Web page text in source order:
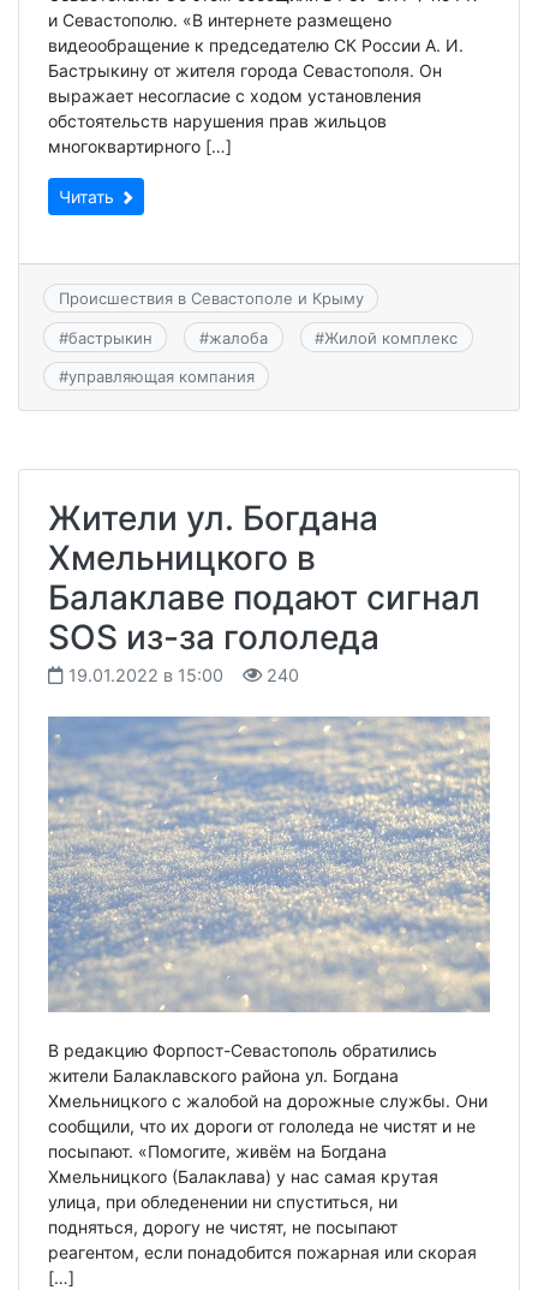
и Севастополю. «В интернете размещено
видеообращение к председателю СК России А. И.
Бастрыкину от жителя города Севастополя. Он
выражает несогласие с ходом установления
обстоятельств нарушения прав жильцов
многоквартирного […]
Читать
Происшествия в Севастополе и Крыму
#бастрыкин #жалоба #Жилой комплекс
#управляющая компания
Жители ул. Богдана
Хмельницкого в
Балаклаве подают сигнал
SOS из-за гололеда
19.01.2022 в 15:00 240
В редакцию Форпост-Севастополь обратились
жители Балаклавского района ул. Богдана
Хмельницкого с жалобой на дорожные службы. Они
сообщили, что их дороги от гололеда не чистят и не
посыпают. «Помогите, живём на Богдана
Хмельницкого (Балаклава) у нас самая крутая
улица, при обледенении ни спуститься, ни
подняться, дорогу не чистят, не посыпают
реагентом, если понадобится пожарная или скорая
[…]